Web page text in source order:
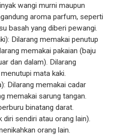
wangi murni maupun
aroma parfum, seperti
basah yang diberi pewangi.
Dilarang memakai penutup
memakai pakaian (baju
dan dalam). Dilarang
mata kaki.
Dilarang memakai cadar
memakai sarung tangan.
binatang darat.
diri sendiri atau orang lain).
orang lain.